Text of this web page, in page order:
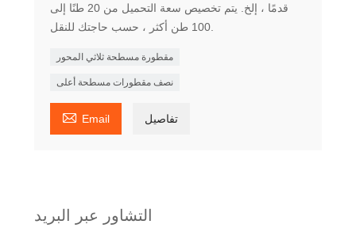
قدمًا ، إلخ. يتم تخصيص سعة التحميل من 20 طنًا إلى
100 طن أكثر ، حسب حاجتك للنقل.
مقطورة مسطحة ثلاثي المحور
نصف مقطورات مسطحة أعلى
 Email تفاصيل
التشاور عبر البريد